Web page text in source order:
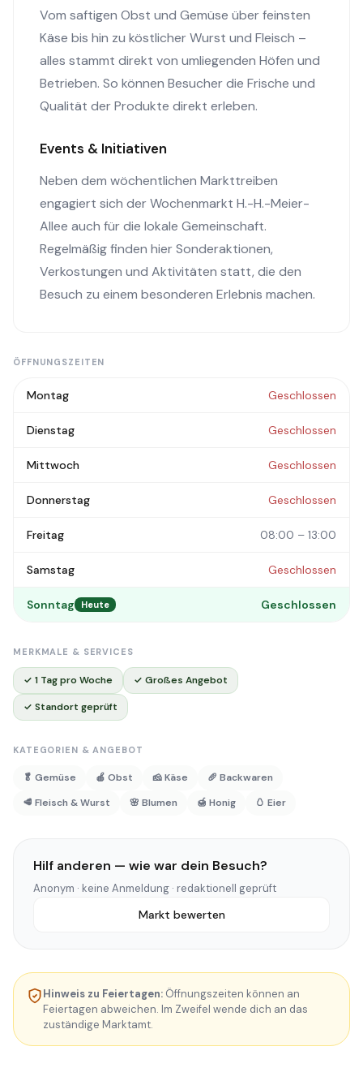
Vom saftigen Obst und Gemüse über feinsten
Käse bis hin zu köstlicher Wurst und Fleisch –
alles stammt direkt von umliegenden Höfen und
Betrieben. So können Besucher die Frische und
Qualität der Produkte direkt erleben.
Events & Initiativen
Neben dem wöchentlichen Markttreiben
engagiert sich der Wochenmarkt H.-H.-Meier-
Allee auch für die lokale Gemeinschaft.
Regelmäßig finden hier Sonderaktionen,
Verkostungen und Aktivitäten statt, die den
Besuch zu einem besonderen Erlebnis machen.
ÖFFNUNGSZEITEN
Montag Geschlossen
Dienstag Geschlossen
Mittwoch Geschlossen
Donnerstag Geschlossen
Freitag 08:00 – 13:00
Samstag Geschlossen
Sonntag Heute Geschlossen
MERKMALE & SERVICES
✓ 1 Tag pro Woche ✓ Großes Angebot
✓ Standort geprüft
KATEGORIEN & ANGEBOT
🥬 Gemüse 🍎 Obst 🧀 Käse
🥖 Backwaren
🥩 Fleisch & Wurst
🌸 Blumen 🍯 Honig 🥚 Eier
Hilf anderen — wie war dein Besuch?
Anonym · keine Anmeldung · redaktionell geprüft
Markt bewerten
Hinweis zu Feiertagen: Öffnungszeiten können an
Feiertagen abweichen. Im Zweifel wende dich an das
zuständige Marktamt.